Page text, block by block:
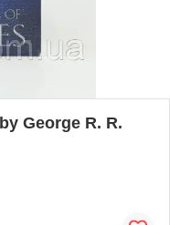
George R. R.